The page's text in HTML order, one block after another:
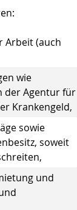
Arbeit (auch
wie
der Agentur für
Krankengeld,
sowie
soweit
und